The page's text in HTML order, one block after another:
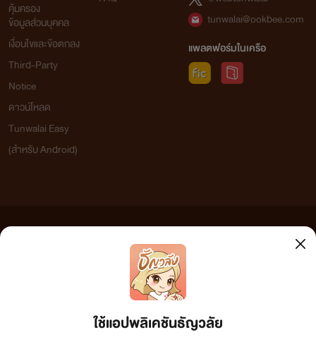
ใช้แอปพลิเคชันธัญวลัย
คุ้มครอง
ข้อมูลส่วนบุคคล
เงื่อนไขและข้อตกลง
Third-Party
Notice
ดาวน์โหลด
Tunwalai Easy
(สำหรับ Android)
tunwalai@ookbee.com
แพลตฟอร์มในเครือ
เว็บไซต์แห่งนี้ไม่ได้เห็นด้วยและไม่ขอรับผิดชอบต่อข้อความใดๆ ทั้งสิ้น ดังนั้นผู้อ่านทุกท่านโปรดใช้
วิจารณญาณในการกลั่นกรองด้วยตนเอง และหากท่านพบข้อความใดๆ ที่ขัดต่อกฎหมายและศีลธรรม
กรุณาแจ้งมาที่ tunwalai@ookbee.com เพื่อทีมงานจะได้ดำเนินการในทันที ทั้งนี้ ทางเว็บไซต์ขอสงวน
ลิขสิทธิ์ตามพระราชบัญญัติลิขสิทธิ์ (ฉบับเพิ่มเติม) พ.ศ.2558